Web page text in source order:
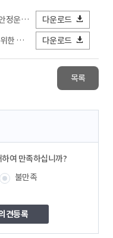
련 시행.hwp
다운로드
행.jpg
다운로드
목록
여 만족하십니까?
불만족